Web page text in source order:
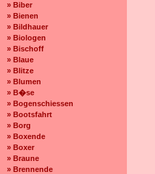
» Biber
» Bienen
» Bildhauer
» Biologen
» Bischoff
» Blaue
» Blitze
» Blumen
» B�se
» Bogenschiessen
» Bootsfahrt
» Borg
» Boxende
» Boxer
» Braune
» Brennende